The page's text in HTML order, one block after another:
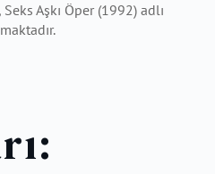
Aşkı Öper (1992) adlı